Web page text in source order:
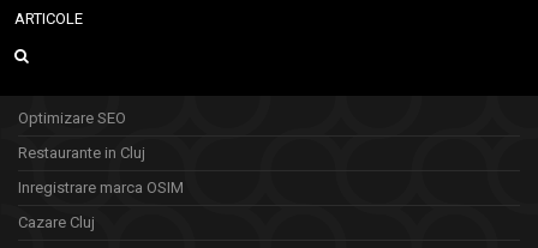
ARTICOLE
Optimizare SEO
Restaurante in Cluj
Inregistrare marca OSIM
Cazare Cluj